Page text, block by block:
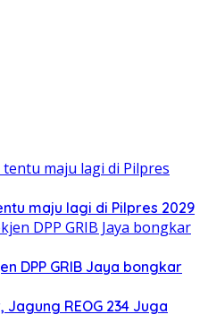
maju lagi di Pilpres 2029
DPP GRIB Jaya bongkar
Jagung REOG 234 Juga